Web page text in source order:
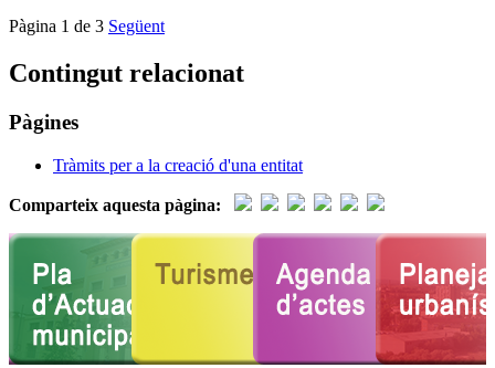
Pàgina 1 de 3 Següent
Contingut relacionat
Pàgines
Tràmits per a la creació d'una entitat
Comparteix aquesta pàgina: